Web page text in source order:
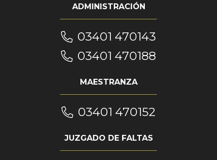
ADMINISTRACIÓN
03401 470143
03401 470188
MAESTRANZA
03401 470152
JUZGADO DE FALTAS